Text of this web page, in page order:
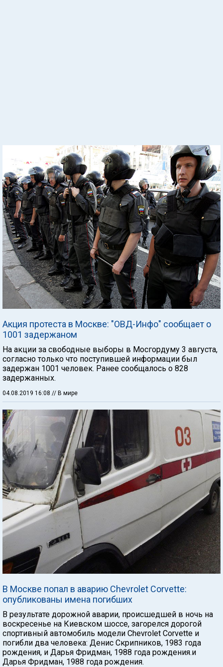
Акция протеста в Москве: "ОВД-Инфо" сообщает о
1001 задержаном
На акции за свободные выборы в Мосгордуму 3 августа,
согласно только что поступившей информации был
задержан 1001 человек. Ранее сообщалось о 828
задержанных.
04.08.2019 16:08 // В мире
В Москве попал в аварию Chevrolet Corvette:
опубликованы имена погибших
В результате дорожной аварии, происшедшей в ночь на
воскресенье на Киевском шоссе, загорелся дорогой
спортивный автомобиль модели Chevrolet Corvette и
погибли два человека: Денис Скрипников, 1983 года
рождения, и Дарья Фридман, 1988 года рождения.и
Дарья Фридман, 1988 года рождения.